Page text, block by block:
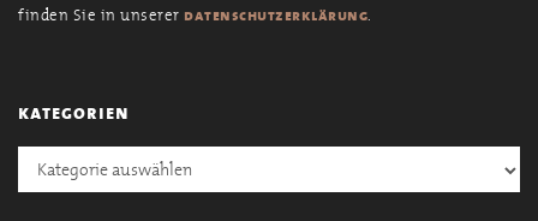
finden Sie in unserer datenschutzerklärung.
kategorien
Kategorien